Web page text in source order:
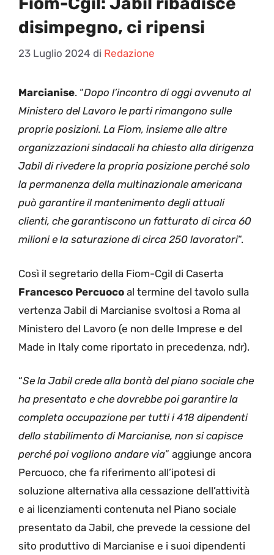
disimpegno, ci ripensi
23 Luglio 2024 di Redazione
Marcianise. “Dopo l’incontro di oggi avvenuto al
Ministero del Lavoro le parti rimangono sulle
proprie posizioni. La Fiom, insieme alle altre
organizzazioni sindacali ha chiesto alla dirigenza
Jabil di rivedere la propria posizione perché solo
la permanenza della multinazionale americana
può garantire il mantenimento degli attuali
clienti, che garantiscono un fatturato di circa 60
milioni e la saturazione di circa 250 lavoratori“.
Così il segretario della Fiom-Cgil di Caserta
Francesco Percuoco al termine del tavolo sulla
vertenza Jabil di Marcianise svoltosi a Roma al
Ministero del Lavoro (e non delle Imprese e del
Made in Italy come riportato in precedenza, ndr).
“Se la Jabil crede alla bontà del piano sociale che
ha presentato e che dovrebbe poi garantire la
completa occupazione per tutti i 418 dipendenti
dello stabilimento di Marcianise, non si capisce
perché poi vogliono andare via” aggiunge ancora
Percuoco, che fa riferimento all’ipotesi di
soluzione alternativa alla cessazione dell’attività
e ai licenziamenti contenuta nel Piano sociale
presentato da Jabil, che prevede la cessione del
sito produttivo di Marcianise e i suoi dipendenti